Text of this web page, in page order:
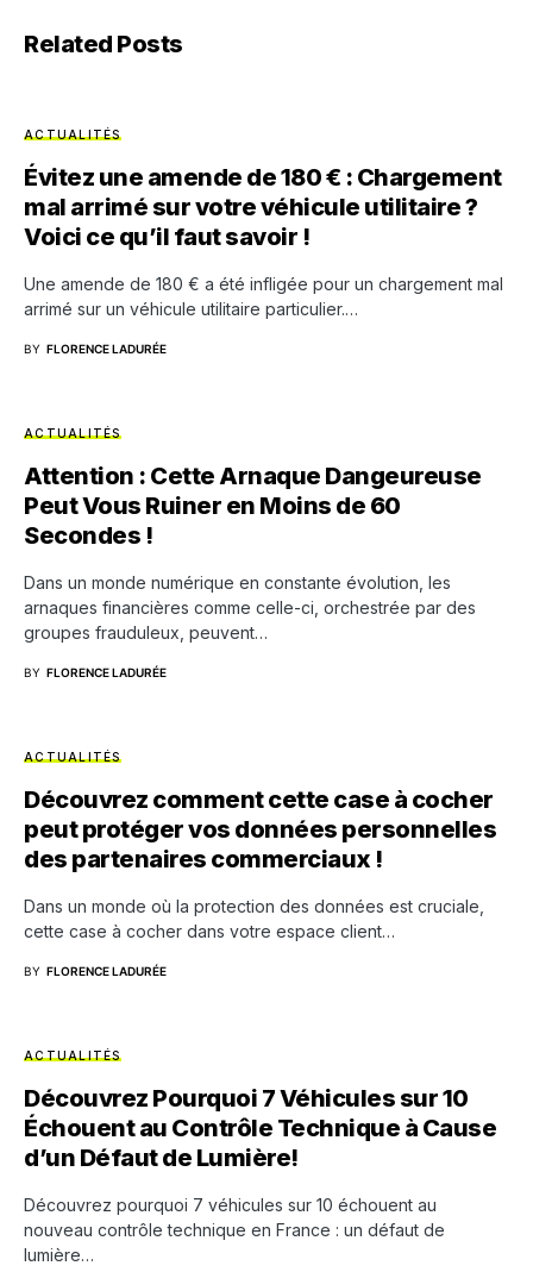
Related Posts
ACTUALITÉS
Évitez une amende de 180 € : Chargement
mal arrimé sur votre véhicule utilitaire ?
Voici ce qu’il faut savoir !
Une amende de 180 € a été infligée pour un chargement mal
arrimé sur un véhicule utilitaire particulier.…
BY FLORENCE LADURÉE
ACTUALITÉS
Attention : Cette Arnaque Dangeureuse
Peut Vous Ruiner en Moins de 60
Secondes !
Dans un monde numérique en constante évolution, les
arnaques financières comme celle-ci, orchestrée par des
groupes frauduleux, peuvent…
BY FLORENCE LADURÉE
ACTUALITÉS
Découvrez comment cette case à cocher
peut protéger vos données personnelles
des partenaires commerciaux !
Dans un monde où la protection des données est cruciale,
cette case à cocher dans votre espace client…
BY FLORENCE LADURÉE
ACTUALITÉS
Découvrez Pourquoi 7 Véhicules sur 10
Échouent au Contrôle Technique à Cause
d’un Défaut de Lumière!
Découvrez pourquoi 7 véhicules sur 10 échouent au
nouveau contrôle technique en France : un défaut de
lumière…